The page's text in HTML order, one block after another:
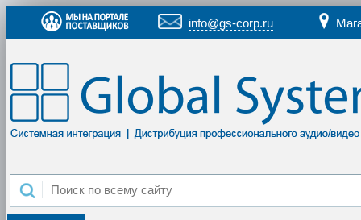
info@gs-corp.ru